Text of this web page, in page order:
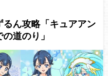
ん攻略「キュアアン
道のり」